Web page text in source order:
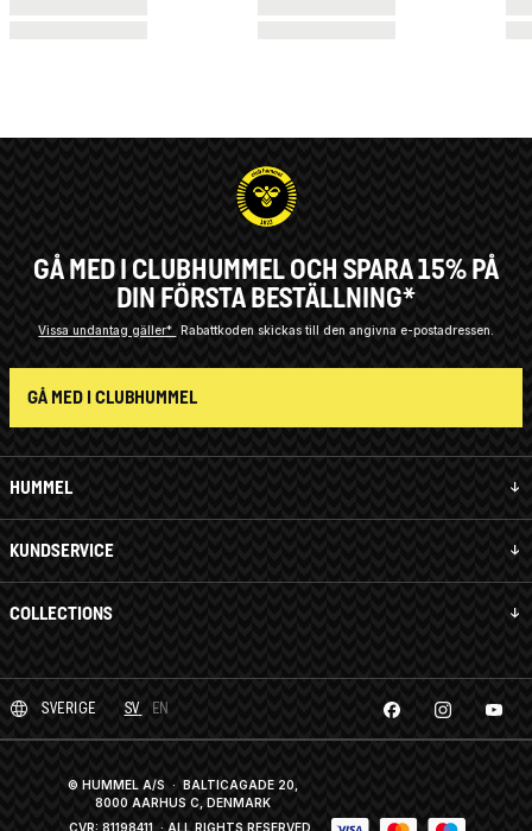
HUMMEL
KUNDSERVICE
COLLECTIONS
GÅ MED I CLUBHUMMEL OCH SPARA 15% PÅ
DIN FÖRSTA BESTÄLLNING*
Vissa undantag gäller* Rabattkoden skickas till den angivna e-postadressen.
GÅ MED I CLUBHUMMEL
SVERIGE SV EN
© HUMMEL A/S · BALTICAGADE 20,
8000 AARHUS C, DENMARK
CVR: 81198411 · ALL RIGHTS RESERVED